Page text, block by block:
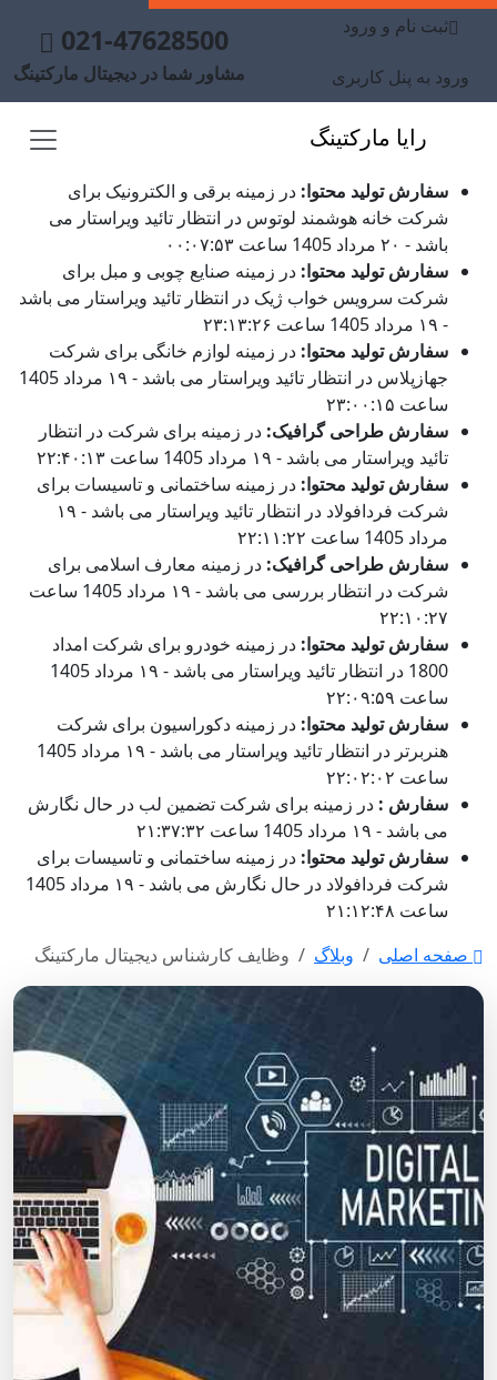
ثبت نام و ورود
ورود به پنل کاربری
021-47628500
مشاور شما در دیجیتال مارکتینگ
رایا مارکتینگ
سفارش تولید محتوا: در زمینه برقی و الکترونیک برای
شرکت خانه هوشمند لوتوس در انتظار تائید ویراستار می
باشد - ۲۰ مرداد 1405 ساعت ۰۰:۰۷:۵۳
سفارش تولید محتوا: در زمینه صنایع چوبی و مبل برای
شرکت سرویس خواب ژیک در انتظار تائید ویراستار می باشد
- ۱۹ مرداد 1405 ساعت ۲۳:۱۳:۲۶
سفارش تولید محتوا: در زمینه لوازم خانگی برای شرکت
جهازپلاس در انتظار تائید ویراستار می باشد - ۱۹ مرداد 1405
ساعت ۲۳:۰۰:۱۵
سفارش طراحی گرافیک: در زمینه برای شرکت در انتظار
تائید ویراستار می باشد - ۱۹ مرداد 1405 ساعت ۲۲:۴۰:۱۳
سفارش تولید محتوا: در زمینه ساختمانی و تاسیسات برای
شرکت فردافولاد در انتظار تائید ویراستار می باشد - ۱۹
مرداد 1405 ساعت ۲۲:۱۱:۲۲
سفارش طراحی گرافیک: در زمینه معارف اسلامی برای
شرکت در انتظار بررسی می باشد - ۱۹ مرداد 1405 ساعت
۲۲:۱۰:۲۷
سفارش تولید محتوا: در زمینه خودرو برای شرکت امداد
1800 در انتظار تائید ویراستار می باشد - ۱۹ مرداد 1405
ساعت ۲۲:۰۹:۵۹
سفارش تولید محتوا: در زمینه دکوراسیون برای شرکت
هنربرتر در انتظار تائید ویراستار می باشد - ۱۹ مرداد 1405
ساعت ۲۲:۰۲:۰۲
سفارش : در زمینه برای شرکت تضمین لب در حال نگارش
می باشد - ۱۹ مرداد 1405 ساعت ۲۱:۳۷:۳۲
سفارش تولید محتوا: در زمینه ساختمانی و تاسیسات برای
شرکت فردافولاد در حال نگارش می باشد - ۱۹ مرداد 1405
ساعت ۲۱:۱۲:۴۸
صفحه اصلی
وبلاگ وظایف کارشناس دیجیتال مارکتینگ